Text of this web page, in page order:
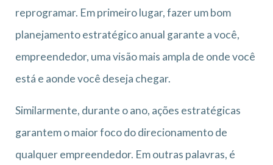
reprogramar. Em primeiro lugar, fazer um bom
planejamento estratégico anual garante a você,
empreendedor, uma visão mais ampla de onde você
está e aonde você deseja chegar.
Similarmente, durante o ano, ações estratégicas
garantem o maior foco do direcionamento de
qualquer empreendedor. Em outras palavras, é